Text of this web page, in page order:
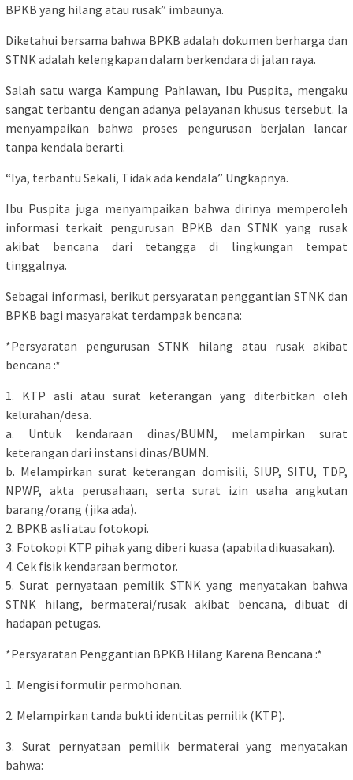
BPKB yang hilang atau rusak” imbaunya.
Diketahui bersama bahwa BPKB adalah dokumen berharga dan
STNK adalah kelengkapan dalam berkendara di jalan raya.
Salah satu warga Kampung Pahlawan, Ibu Puspita, mengaku
sangat terbantu dengan adanya pelayanan khusus tersebut. Ia
menyampaikan bahwa proses pengurusan berjalan lancar
tanpa kendala berarti.
“Iya, terbantu Sekali, Tidak ada kendala” Ungkapnya.
Ibu Puspita juga menyampaikan bahwa dirinya memperoleh
informasi terkait pengurusan BPKB dan STNK yang rusak
akibat bencana dari tetangga di lingkungan tempat
tinggalnya.
Sebagai informasi, berikut persyaratan penggantian STNK dan
BPKB bagi masyarakat terdampak bencana:
*Persyaratan pengurusan STNK hilang atau rusak akibat
bencana :*
1. KTP asli atau surat keterangan yang diterbitkan oleh
kelurahan/desa.
a. Untuk kendaraan dinas/BUMN, melampirkan surat
keterangan dari instansi dinas/BUMN.
b. Melampirkan surat keterangan domisili, SIUP, SITU, TDP,
NPWP, akta perusahaan, serta surat izin usaha angkutan
barang/orang (jika ada).
2. BPKB asli atau fotokopi.
3. Fotokopi KTP pihak yang diberi kuasa (apabila dikuasakan).
4. Cek fisik kendaraan bermotor.
5. Surat pernyataan pemilik STNK yang menyatakan bahwa
STNK hilang, bermaterai/rusak akibat bencana, dibuat di
hadapan petugas.
*Persyaratan Penggantian BPKB Hilang Karena Bencana :*
1. Mengisi formulir permohonan.
2. Melampirkan tanda bukti identitas pemilik (KTP).
3. Surat pernyataan pemilik bermaterai yang menyatakan
bahwa: